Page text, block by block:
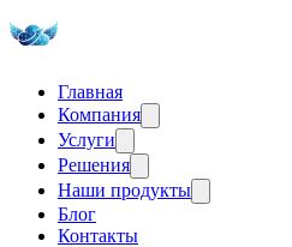
Главная
Компания
Услуги
Решения
Наши продукты
Блог
Контакты